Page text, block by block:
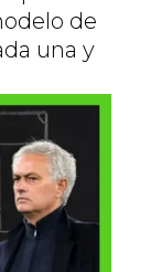
de
una y